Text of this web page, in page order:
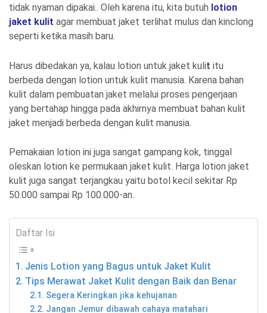
tidak nyaman dipakai.. Oleh karena itu, kita butuh lotion
jaket kulit agar membuat jaket terlihat mulus dan kinclong
seperti ketika masih baru.
Harus dibedakan ya, kalau lotion untuk jaket kulit itu
berbeda dengan lotion untuk kulit manusia. Karena bahan
kulit dalam pembuatan jaket melalui proses pengerjaan
yang bertahap hingga pada akhirnya membuat bahan kulit
jaket menjadi berbeda dengan kulit manusia.
Pemakaian lotion ini juga sangat gampang kok, tinggal
oleskan lotion ke permukaan jaket kulit. Harga lotion jaket
kulit juga sangat terjangkau yaitu botol kecil sekitar Rp
50.000 sampai Rp 100.000-an.
Daftar Isi
Jenis Lotion yang Bagus untuk Jaket Kulit
Tips Merawat Jaket Kulit dengan Baik dan Benar
Segera Keringkan jika kehujanan
Jangan Jemur dibawah cahaya matahari